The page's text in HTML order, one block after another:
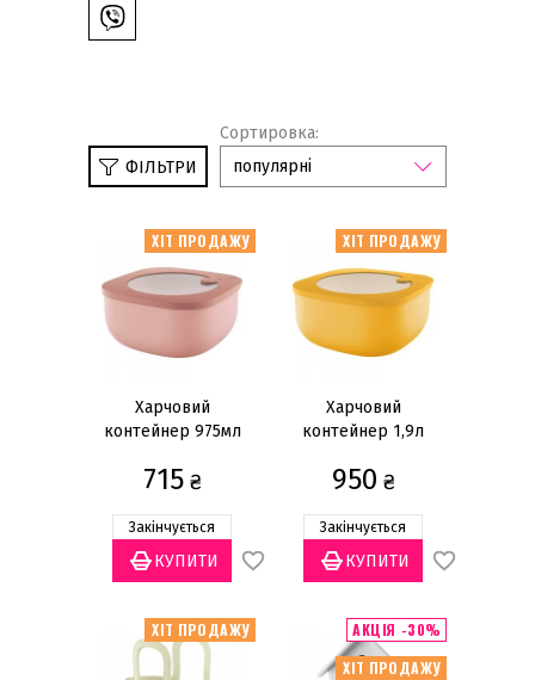
Сортировка:
популярні
ФІЛЬТРИ
Категорії
Бар і кришталь
Сервірування
Кухонний посуд
Guzzini (55)
Матеріал
Пластик (51)
Поліестер (6)
Ціна
ХІТ ПРОДАЖУ
Харчовий
контейнер 975мл
715₴
Закінчується
ХІТ ПРОДАЖУ
Харчовий
контейнер 1,9л
950 ₴
Закінчується
ХІТ ПРОДАЖУ
ХІТ ПРОДАЖУ
АКЦІЯ -30%